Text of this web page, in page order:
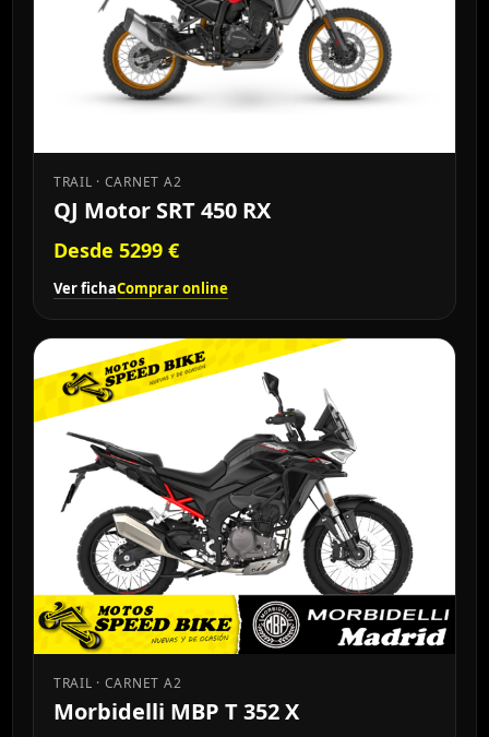
TRAIL · CARNET A2
QJ Motor SRT 450 RX
Desde 5299 €
Ver fichaComprar online
TRAIL · CARNET A2
Morbidelli MBP T 352 X